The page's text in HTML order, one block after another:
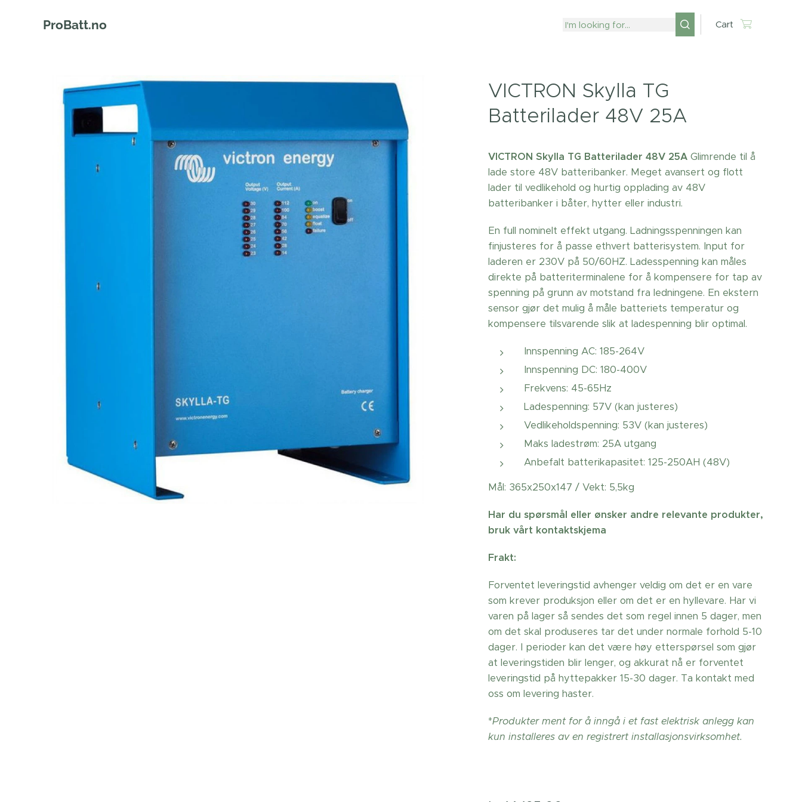
ProBatt.no Cart
VICTRON Skylla TG
Batterilader 48V 25A
VICTRON Skylla TG Batterilader 48V 25AGlimrende til å
lade store 48V batteribanker. Meget avansert og flott
lader til vedlikehold og hurtig opplading av 48V
batteribanker i båter, hytter eller industri.
En full nominelt effekt utgang. Ladningsspenningen kan
finjusteres for å passe ethvert batterisystem. Input for
laderen er 230V på 50/60HZ. Ladesspenning kan måles
direkte på batteriterminalene for å kompensere for tap av
spenning på grunn av motstand fra ledningene. En ekstern
sensor gjør det mulig å måle batteriets temperatur og
kompensere tilsvarende slik at ladespenning blir optimal.
Innspenning AC: 185-264V
Innspenning DC: 180-400V
Frekvens: 45-65Hz
Ladespenning: 57V (kan justeres)
Vedlikeholdspenning: 53V (kan justeres)
Maks ladestrøm: 25A utgang
Anbefalt batterikapasitet: 125-250AH (48V)
Mål: 365x250x147 / Vekt: 5,5kg
Har du spørsmål eller ønsker andre relevante produkter,
bruk vårt kontaktskjema
Frakt:
Forventet leveringstid avhenger veldig om det er en vare
som krever produksjon eller om det er en hyllevare. Har vi
varen på lager så sendes det som regel innen 5 dager, men
om det skal produseres tar det under normale forhold 5-10
dager. I perioder kan det være høy etterspørsel som gjør
at leveringstiden blir lenger, og akkurat nå er forventet
leveringstid på hyttepakker 15-30 dager. Ta kontakt med
oss om levering haster.
*Produkter ment for å inngå i et fast elektrisk anlegg kan
kun installeres av en registrert installasjonsvirksomhet.